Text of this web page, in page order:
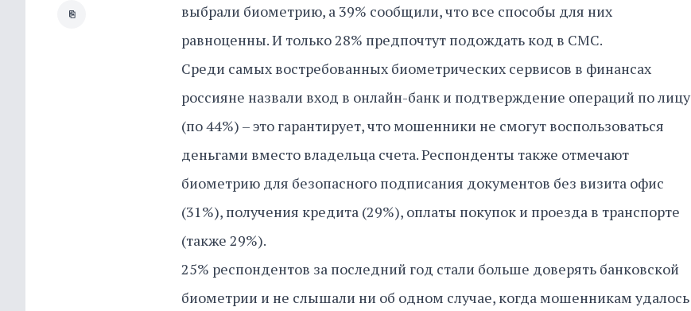
выбрали биометрию, а 39% сообщили, что все способы для них
равноценны. И только 28% предпочтут подождать код в СМС.
Среди самых востребованных биометрических сервисов в финансах
россияне назвали вход в онлайн-банк и подтверждение операций по лицу
(по 44%) – это гарантирует, что мошенники не смогут воспользоваться
деньгами вместо владельца счета. Респонденты также отмечают
биометрию для безопасного подписания документов без визита офис
(31%), получения кредита (29%), оплаты покупок и проезда в транспорте
(также 29%).
25% респондентов за последний год стали больше доверять банковской
биометрии и не слышали ни об одном случае, когда мошенникам удалось
⎘